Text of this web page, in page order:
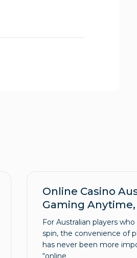
Online Casino
Gaming
For Australian players
spin, the convenience of
has never been more
“online